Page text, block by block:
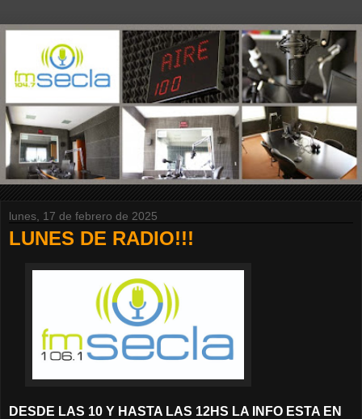
lunes, 17 de febrero de 2025
LUNES DE RADIO!!!
DESDE LAS 10 Y HASTA LAS 12HS LA INFO ESTA EN